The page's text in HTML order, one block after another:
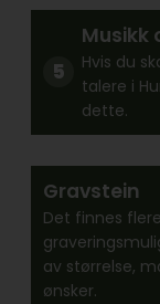
Musikk
Hvis du
talere i
dette.
Gravstein
Det finnes
av størrelse,
ønsker.